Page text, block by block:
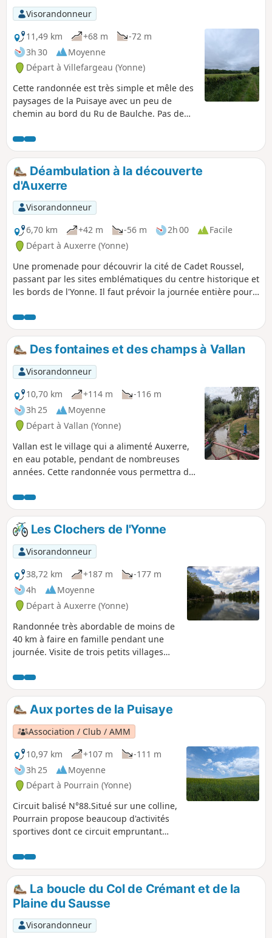
Visorandonneur
11,49 km
+68 m
-72 m
3h 30
Moyenne
Départ à Villefargeau (Yonne)
Cette randonnée est très simple et mêle des
paysages de la Puisaye avec un peu de
chemin au bord du Ru de Baulche. Pas de
de fin qui vous fera traverser quelques
ponts.
Déambulation à la découverte
d'Auxerre
Visorandonneur
6,70 km
+42 m -56 m 2h 00
Facile
Départ à Auxerre (Yonne)
Une promenade pour découvrir la cité de Cadet Roussel,
passant par les sites emblématiques du centre historique et
les bords de l'Yonne. Il faut prévoir la journée entière pour
églises et les pauses au bord de l'Yonne.
Des fontaines et des champs à Vallan
Visorandonneur
10,70 km
+114 m
-116 m
3h 25
Moyenne
Départ à Vallan (Yonne)
Vallan est le village qui a alimenté Auxerre,
en eau potable, pendant de nombreuses
années. Cette randonnée vous permettra de
que de nombreux lavoirs sont encore
présents. (N'hésitez pas à vous référer à la
carte devant le parking pour les découvrir).
La randonnée passe par quelques uns, mais
allez arpenter les rues de ce petit village de
l'Auxerrois ! Randonnée assez découverte, à
privilégier par temps couvert.
Les Clochers de l'Yonne
Visorandonneur
38,72 km
+187 m
-177 m
4h
Moyenne
Départ à Auxerre (Yonne)
Randonnée très abordable de moins de
40 km à faire en famille pendant une
journée. Visite de trois petits villages
champs. Vous pourrez vous approcher
de 4 églises typiques de la vallée.Départ
de Auxerre, grande majorité de pistes
cyclables sur les bords de l'Yonne,
passage près des nombreuses écluses,
quelques chemins agricoles, quelques
portions de route dans les villages et un
très court échantillon de Nationale.
Aux portes de la Puisaye
Association / Club / AMM
10,97 km
+107 m
-111 m
3h 25
Moyenne
Départ à Pourrain (Yonne)
Circuit balisé N°88.Situé sur une colline,
Pourrain propose beaucoup d'activités
sportives dont ce circuit empruntant
cultures, vallées et plateaux parsemés
de sources. De très beaux points de vue
sur la Puisaye, la Forterre et l'Auxerrois
agrémentent cette sortie.
La boucle du Col de Crémant et de la
Plaine du Sausse
Visorandonneur